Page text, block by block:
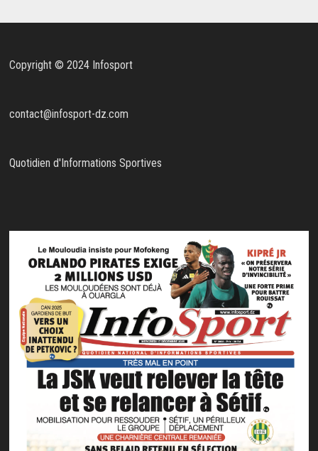
Copyright © 2024 Infosport
contact@infosport-dz.com
Quotidien d'Informations Sportives